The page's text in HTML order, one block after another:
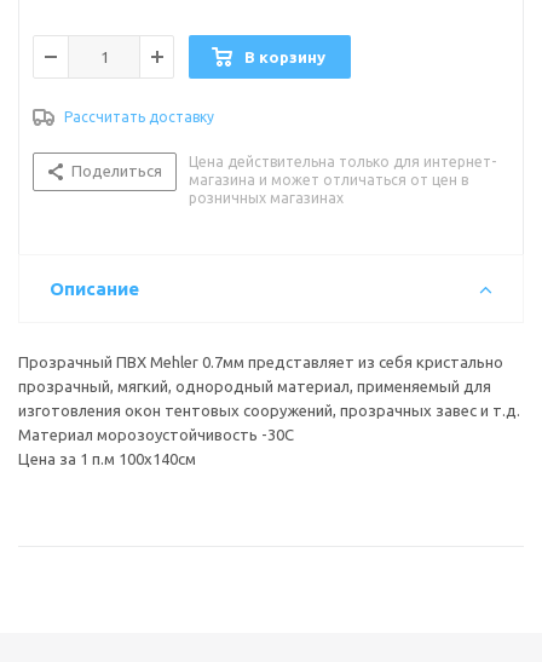
В корзину
Рассчитать доставку
Поделиться
Цена действительна только для интернет-
магазина и может отличаться от цен в
розничных магазинах
Описание
Прозрачный ПВХ Mehler 0.7мм представляет из себя кристально
прозрачный, мягкий, однородный материал, применяемый для
изготовления окон тентовых сооружений, прозрачных завес и т.д.
Материал морозоустойчивость -30С
Цена за 1 п.м 100x140см